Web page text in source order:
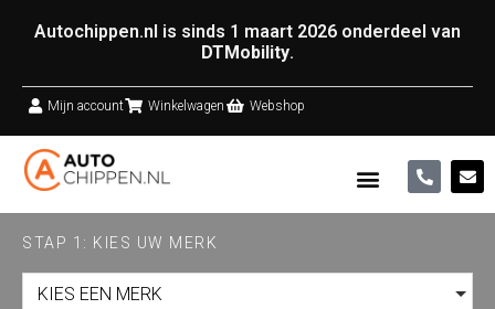
Autochippen.nl is sinds 1 maart 2026 onderdeel van
DTMobility.
Mijn account Winkelwagen Webshop
STAP 1: KIES UW MERK
KIES EEN MERK